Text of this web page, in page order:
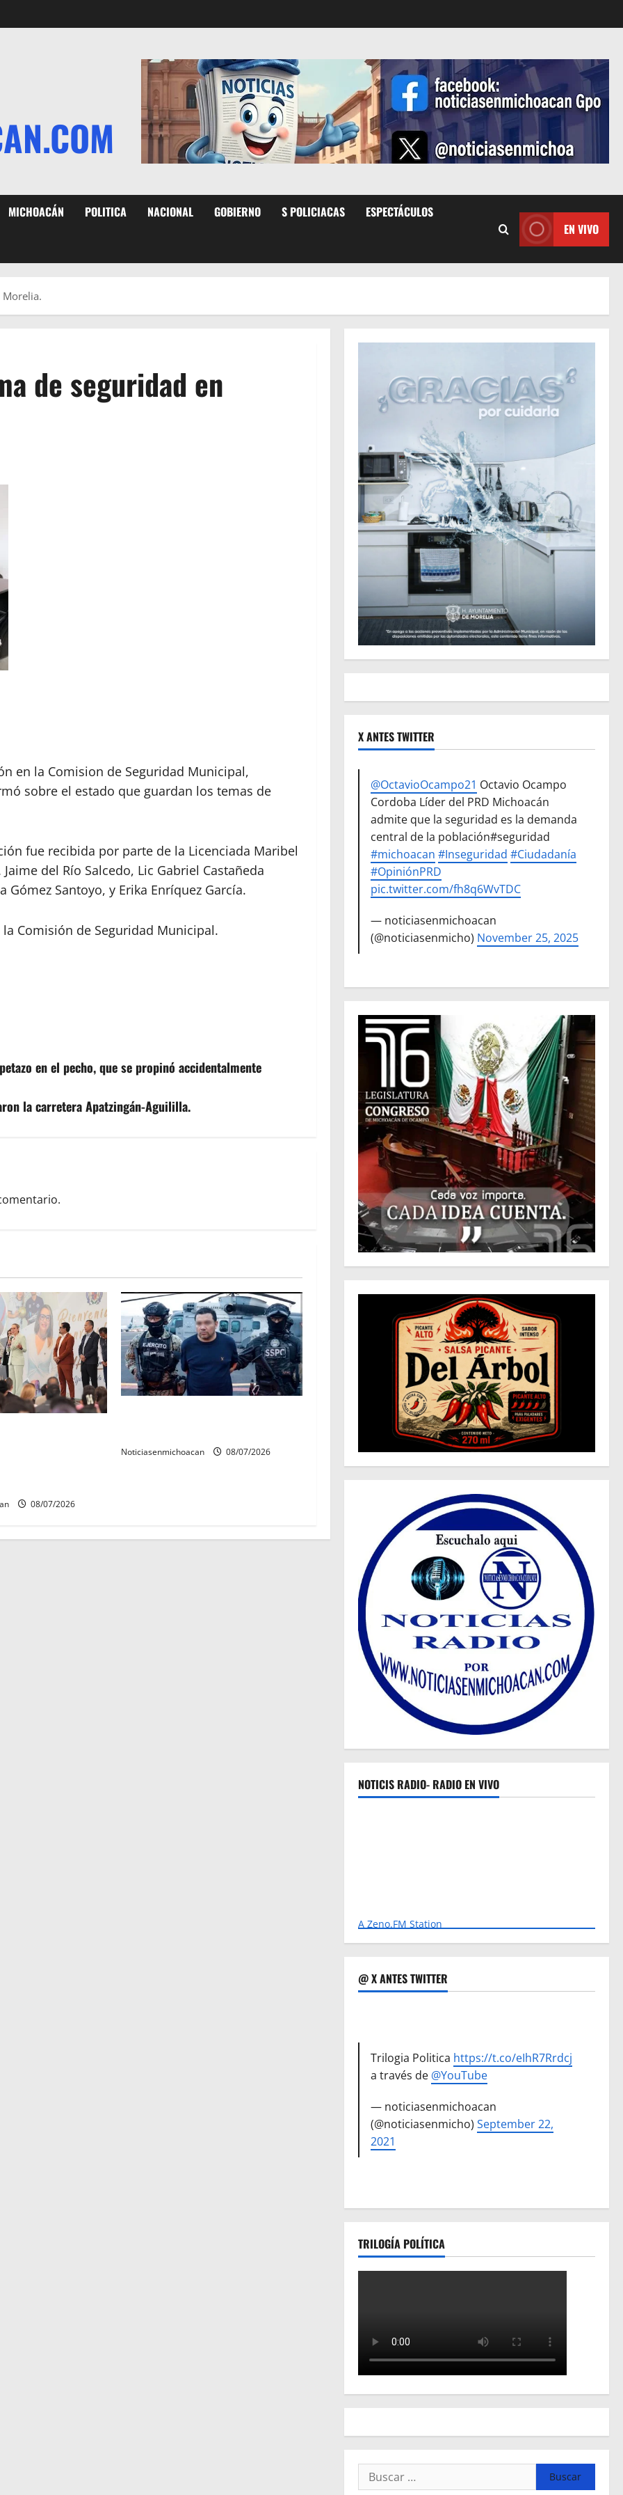
MICHOACÁN POLITICA NACIONAL GOBIERNO S POLICIACAS ESPECTÁCULOS
EN VIVO
de seguridad en
en la Comision de Seguridad Municipal,
sobre el estado que guardan los temas de
fue recibida por parte de la Licenciada Maribel
del Río Salcedo, Lic Gabriel Castañeda
Santoyo, y Erika Enríquez García.
Comisión de Seguridad Municipal.
en el pecho, que se propinó accidentalmente
la carretera Apatzingán-Aguililla.
08/07/2026
Noticiasenmichoacan 08/07/2026
X ANTES TWITTER
@OctavioOcampo21 Octavio Ocampo
Cordoba Líder del PRD Michoacán
admite que la seguridad es la demanda
central de la población#seguridad
#michoacan #Inseguridad #Ciudadanía
#OpiniónPRD
pic.twitter.com/fh8q6WvTDC
— noticiasenmichoacan
(@noticiasenmicho) November 25, 2025
NOTICIS RADIO- RADIO EN VIVO
A Zeno.FM Station
@ X ANTES TWITTER
Trilogia Politica https://t.co/eIhR7Rrdcj
a través de @YouTube
— noticiasenmichoacan
(@noticiasenmicho)September 22,
2021
TRILOGÍA POLÍTICA
Buscar: